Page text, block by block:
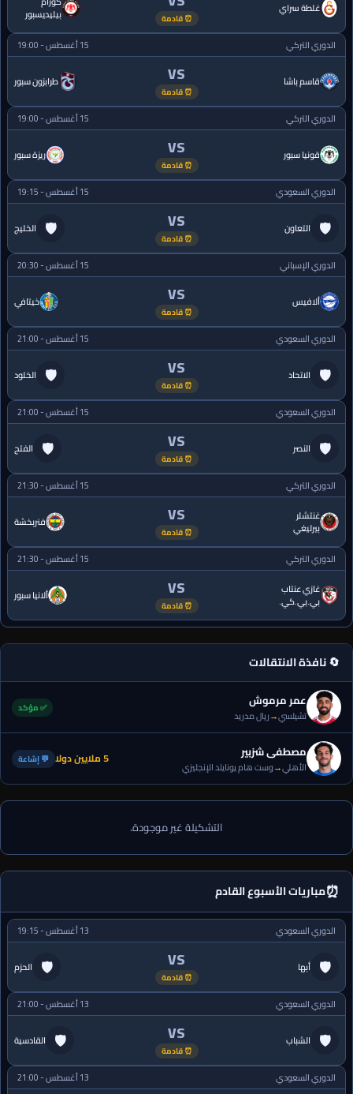
غلطة سراي
⏰ قادمة
بيليديسبور
الدوري التركي
15 أغسطس - 19:00
قاسم باشا VS
⏰ قادمة
طرابزون سبور
الدوري التركي 15 أغسطس - 19:00
قونيا سبور VS
⏰ قادمة
ريزة سبور
الدوري السعودي 15 أغسطس - 19:15
🛡 التعاون VS
⏰ قادمة
الخليج 🛡
الدوري الإسباني 15 أغسطس - 20:30
ألافيس VS
⏰ قادمة
خيتافي
الدوري السعودي 15 أغسطس - 21:00
🛡 الاتحاد VS
⏰ قادمة
الخلود 🛡
الدوري السعودي 15 أغسطس - 21:00
🛡 النصر VS
⏰ قادمة
الفتح 🛡
الدوري التركي
15 أغسطس - 21:30
غنتشلر
بيرليغي
VS
⏰ قادمة
فنربخشة
الدوري التركي
15 أغسطس - 21:30
غازي عنتاب
بي.بي.كي.
VS
⏰ قادمة
ألانيا سبور
🔄 نافذة الانتقالات
عمر مرموش
تشيلسي→ريال مدريد
✅ مؤكد
مصطفى شزبير
الأهلي→وست هام يونايتد الإنجليزي 5 ملايين دولا 💬 إشاعة
التشكيلة غير موجودة.
⏰مباريات الأسبوع القادم
الدوري السعودي 13 أغسطس - 19:15
🛡 أبها VS
⏰ قادمة
الحزم 🛡
الدوري السعودي 13 أغسطس - 21:00
🛡 الشباب VS
⏰ قادمة
القادسية 🛡
الدوري السعودي 13 أغسطس - 21:00